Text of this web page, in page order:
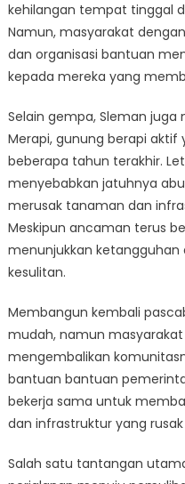
kehilangan tempat tinggal
Namun, masyarakat
dan organisasi bantuan
kepada mereka yang
Selain gempa, Sleman
Merapi, gunung berapi aktif
beberapa tahun terakhir.
menyebabkan jatuhnya
merusak tanaman dan
Meskipun ancaman terus
menunjukkan
kesulitan.
Membangun kembali
mudah, namun
mengembalikan
bantuan bantuan
bekerja sama untuk
dan infrastruktur yang
Salah satu tantangan